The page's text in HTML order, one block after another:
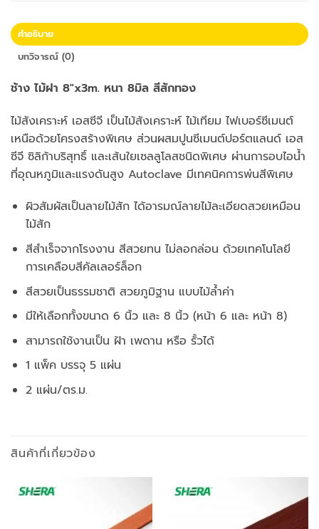
คำอธิบาย
บทวิจารณ์ (0)
ช้าง ไม้ฝา 8″x3m. หนา 8มิล สีสักทอง
ไม้สังเคราะห์ เอสซีจี เป็นไม้สังเคราะห์ ไม้เทียม ไฟเบอร์ซีเมนต์
เหนือด้วยโครงสร้างพิเศษ ส่วนผสมปูนซีเมนต์ปอร์ตแลนด์ เอส
ซีจี ซิลิก้าบริสุทธิ์ และเส้นใยเซลลูโลสชนิดพิเศษ ผ่านการอบไอน้ำ
ที่อุณหภูมิและแรงดันสูง Autoclave มีเทคนิคการพ่นสีพิเศษ
ผิวสัมผัสเป็นลายไม้สัก ได้อารมณ์ลายไม้ละเอียดสวยเหมือน
ไม้สัก
สีสำเร็จจากโรงงาน สีสวยทน ไม่ลอกล่อน ด้วยเทคโนโลยี
การเคลือบสีคัลเลอร์ล็อก
สีสวยเป็นธรรมชาติ สวยภูมิฐาน แบบไม้ล้ำค่า
มีให้เลือกทั้งขนาด 6 นิ้ว และ 8 นิ้ว (หน้า 6 และ หน้า 8)
สามารถใช้งานเป็น ฝ้า เพดาน หรือ รั้วได้
1 แพ็ค บรรจุ 5 แผ่น
2 แผ่น/ตร.ม.
สินค้าที่เกี่ยวข้อง